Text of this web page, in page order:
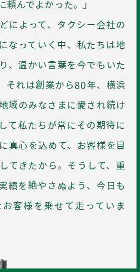
電話で呼ぶ
タクシー会社へ
由自在
頼んでよかった。」
によって、タクシー会社の
なっていく中、私たちは地
、温かい言葉を今でもいた
それは創業から80年、横浜
域のみなさまに愛され続け
て私たちが常にその期待に
真心を込めて、お客様を目
てきたから。そうして、重
績を絶やさぬよう、今日も
客様を乗せて走っていま